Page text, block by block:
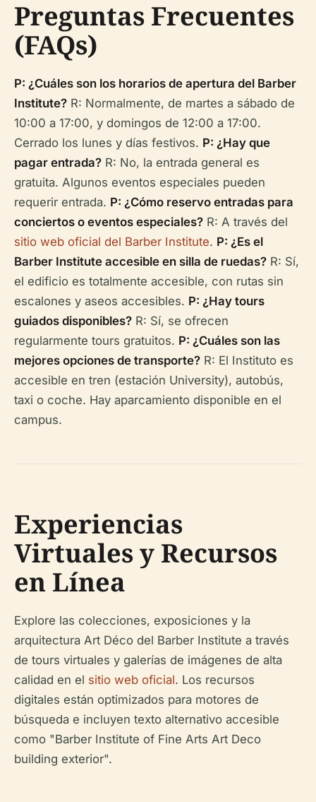
Preguntas Frecuentes
(FAQs)
P: ¿Cuáles son los horarios de apertura del Barber
Institute? R: Normalmente, de martes a sábado de
10:00 a 17:00, y domingos de 12:00 a 17:00.
Cerrado los lunes y días festivos. P: ¿Hay que
pagar entrada? R: No, la entrada general es
gratuita. Algunos eventos especiales pueden
requerir entrada. P: ¿Cómo reservo entradas para
conciertos o eventos especiales? R: A través del
sitio web oficial del Barber Institute. P: ¿Es el
Barber Institute accesible en silla de ruedas? R: Sí,
el edificio es totalmente accesible, con rutas sin
escalones y aseos accesibles. P: ¿Hay tours
guiados disponibles? R: Sí, se ofrecen
regularmente tours gratuitos. P: ¿Cuáles son las
mejores opciones de transporte? R: El Instituto es
accesible en tren (estación University), autobús,
taxi o coche. Hay aparcamiento disponible en el
campus.
Experiencias
Virtuales y Recursos
en Línea
Explore las colecciones, exposiciones y la
arquitectura Art Déco del Barber Institute a través
de tours virtuales y galerías de imágenes de alta
calidad en el sitio web oficial. Los recursos
digitales están optimizados para motores de
búsqueda e incluyen texto alternativo accesible
como "Barber Institute of Fine Arts Art Deco
building exterior".